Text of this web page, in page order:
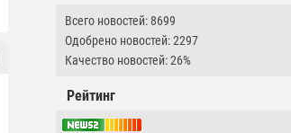
Всего новостей: 8699
Одобрено новостей: 2297
Качество новостей: 26%
Рейтинг